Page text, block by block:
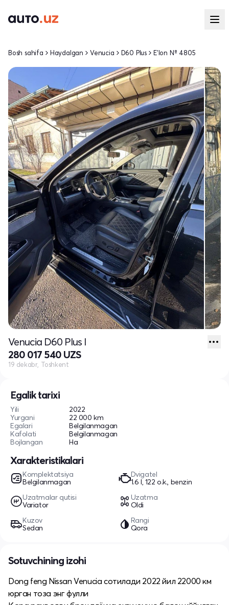
Egalik tarixi
Yili
2022
Yurgani
22 000 km
Egalari
Belgilanmagan
Kafolati
Belgilanmagan
Bojlangan
Ha
Xarakteristikalari
Komplektatsiya
Belgilanmagan
Dvigatel
1.6 l, 122 o.k., benzin
Uzatmalar qutisi
Variator
Uzatma
Oldi
Kuzov
Sedan
Rangi
Qora
Bosh sahifa Haydalgan Venucia D60 Plus E'lon № 4805
Venucia D60 Plus I
280 017 540 UZS
19 dekabr, Toshkent
Sotuvchining izohi
Dong feng Nissan Venucia сотилади 2022 йил 22000 км
юрган тоза энг фулли